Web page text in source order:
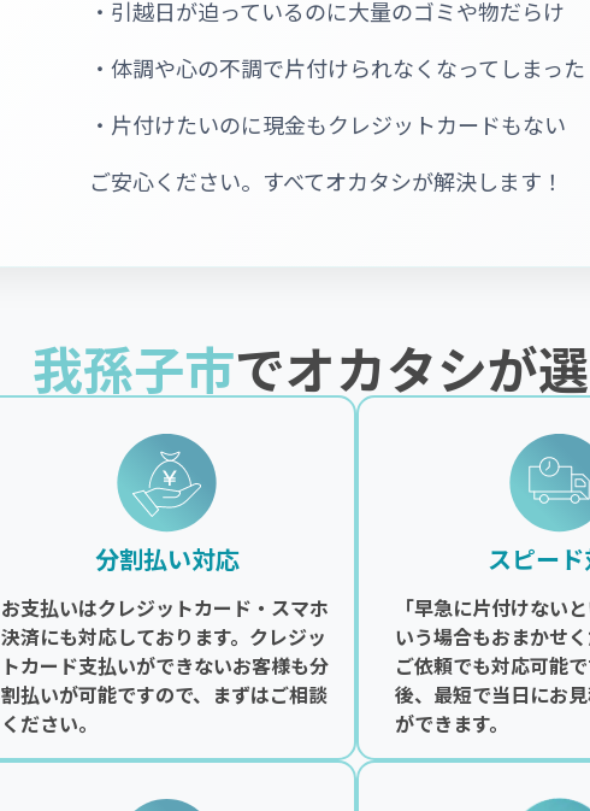
・引越日が迫っているのに大量のゴミや物だらけ
・体調や心の不調で片付けられなくなってしまった
・片付けたいのに現金もクレジットカードもない
ご安心ください。すべてオカタシが解決します！
我孫子市でオカタシが
分割払い対応
お支払いはクレジットカード・スマホ
決済にも対応しております。クレジッ
トカード支払いができないお客様も分
割払いが可能ですので、まずはご相談
ください。
スピー
「早急に片付けない
いう場合もおまかせ
ご依頼でも対応可能
後、最短で当日にお
ができます。